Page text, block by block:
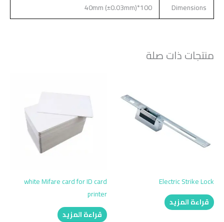
Dimensions
100*40mm (±0.03mm)
منتجات ذات صلة
Electric Strike Lock
قراءة المزيد
white Mifare card for ID card
printer
قراءة المزيد